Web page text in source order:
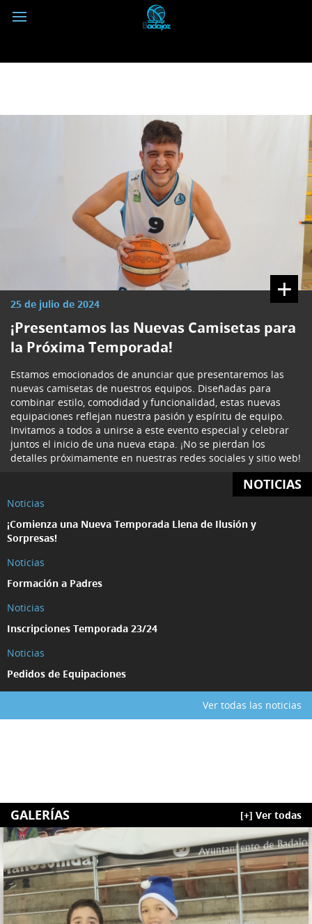
+
25 de julio de 2024
¡Presentamos las Nuevas Camisetas para
la Próxima Temporada!
Estamos emocionados de anunciar que presentaremos las
nuevas camisetas de nuestros equipos. Diseñadas para
combinar estilo, comodidad y funcionalidad, estas nuevas
equipaciones reflejan nuestra pasión y espíritu de equipo.
Invitamos a todos a unirse a este evento especial y celebrar
juntos el inicio de una nueva etapa. ¡No se pierdan los
detalles próximamente en nuestras redes sociales y sitio web!
NOTICIAS
Noticias
¡Comienza una Nueva Temporada Llena de Ilusión y
Sorpresas!
Noticias
Formación a Padres
Noticias
Inscripciones Temporada 23/24
Noticias
Pedidos de Equipaciones
Ver todas las noticias
GALERÍAS [+] Ver todas